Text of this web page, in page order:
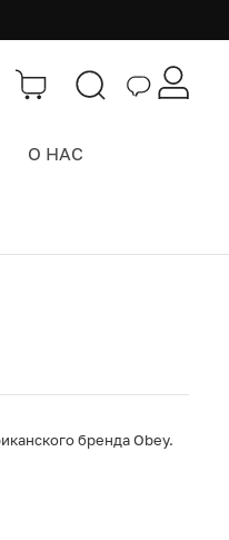
О НАС
бренда Obey.